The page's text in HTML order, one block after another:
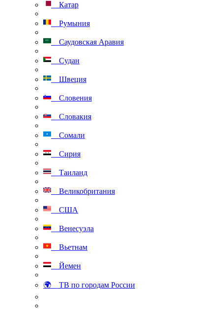
Катар
Румыния
Саудовская Аравия
Судан
Швеция
Словения
Словакия
Сомали
Сирия
Таиланд
Великобритания
США
Венесуэла
Вьетнам
Йемен
🌍 ТВ по городам России